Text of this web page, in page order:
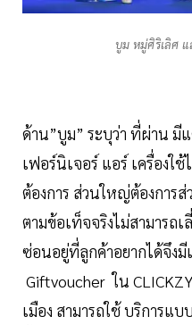
บูม หมู่ศิริเลิศ
ด้าน”บูม” ระบุว่า ที่ผ่าน
เฟอร์นิเจอร์ แอร์ เครื่องใ
ต้องการ ส่วนใหญ่ต้องการ
ตามข้อเท็จจริงไม่สามารถ
ซ่อนอยู่ที่ลูกค้าอยากได้จึง
Giftvoucher ใน
เมือง สามารถใช้ บริการแ